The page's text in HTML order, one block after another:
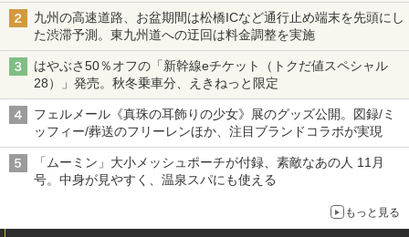
九州の高速道路、お盆期間は松橋ICなど通行止め端末を先頭にし
た渋滞予測。東九州道への迂回は料金調整を実施
はやぶさ50％オフの「新幹線eチケット（トクだ値スペシャル
28）」発売。秋冬乗車分、えきねっと限定
フェルメール《真珠の耳飾りの少女》展のグッズ公開。図録/ミ
ッフィー/葬送のフリーレンほか、注目ブランドコラボが実現
「ムーミン」大小メッシュポーチが付録、素敵なあの人 11月
号。中身が見やすく、温泉スパにも使える
もっと見る